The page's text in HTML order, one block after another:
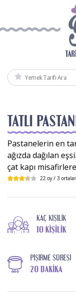
TATLI
Pastanelerin en
ağızda dağılan
çat kapı
22 oy / 3
KAÇ KIŞILIK
10 KIŞILIK
PIŞIRME SÜRESI
20 DAKIKA